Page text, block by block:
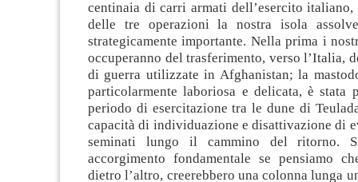
centinaia di carri armati dell’esercito italiano,
delle tre operazioni la nostra isola
strategicamente importante. Nella prima i
occuperanno del trasferimento, verso l’Italia,
di guerra utilizzate in Afghanistan; la
particolarmente laboriosa e delicata, è stata
periodo di esercitazione tra le dune di
capacità di individuazione e disattivazione di
seminati lungo il cammino del ritorno.
accorgimento fondamentale se pensiamo
dietro l’altro, creerebbero una colonna lunga